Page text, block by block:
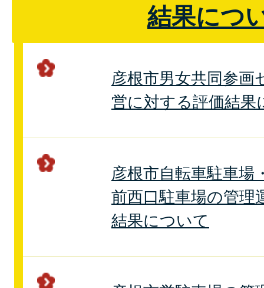
結果につ
彦根市男女共同参画
営に対する評価結果
彦根市自転車駐車場
前西口駐車場の管理
結果について